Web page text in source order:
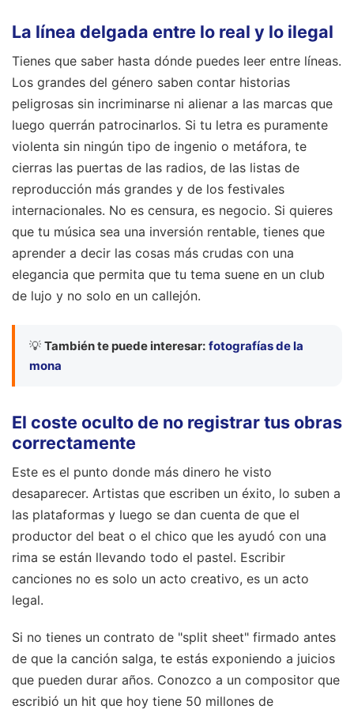
La línea delgada entre lo real y lo ilegal
Tienes que saber hasta dónde puedes leer entre líneas.
Los grandes del género saben contar historias
peligrosas sin incriminarse ni alienar a las marcas que
luego querrán patrocinarlos. Si tu letra es puramente
violenta sin ningún tipo de ingenio o metáfora, te
cierras las puertas de las radios, de las listas de
reproducción más grandes y de los festivales
internacionales. No es censura, es negocio. Si quieres
que tu música sea una inversión rentable, tienes que
aprender a decir las cosas más crudas con una
elegancia que permita que tu tema suene en un club
de lujo y no solo en un callejón.
💡 También te puede interesar: fotografías de la
mona
El coste oculto de no registrar tus obras
correctamente
Este es el punto donde más dinero he visto
desaparecer. Artistas que escriben un éxito, lo suben a
las plataformas y luego se dan cuenta de que el
productor del beat o el chico que les ayudó con una
rima se están llevando todo el pastel. Escribir
canciones no es solo un acto creativo, es un acto
legal.
Si no tienes un contrato de "split sheet" firmado antes
de que la canción salga, te estás exponiendo a juicios
que pueden durar años. Conozco a un compositor que
escribió un hit que hoy tiene 50 millones de